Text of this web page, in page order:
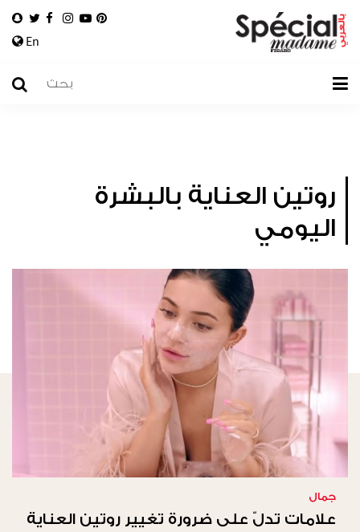
En
روتين العناية بالبشرة
اليومي
جمال
علامات تدلّ على ضرورة تغيير روتين العناية